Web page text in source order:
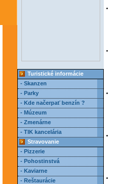
Turistické informácie
- Skanzen
- Parky
- Kde načerpať benzín ?
- Múzeum
- Zmenárne
- TIK kancelária
Stravovanie
- Pizzerie
- Pohostinstvá
- Kaviarne
- Reštaurácie